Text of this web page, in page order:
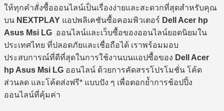
ให้ทุกคำสั่งซื้อออนไลน์เป็นเรื่องง่ายและสะดวกที่สุดสำหรับคุณ
บน NEXTPLAY แอปพลิเคชันซื้อคอมพิวเตอร์ Dell Acer hp
Asus Msi LG ออนไลน์และเว็บซื้อของออนไลน์ยอดนิยมใน
ประเทศไทย ที่ปลอดภัยและเชื่อถือได้ เราพร้อมมอบ
ประสบการณ์ที่ดีที่สุดในการใช้งานบนแอปซื้อของ Dell Acer
hp Asus Msi LG ออนไลน์ ด้วยการคัดสรรโปรโมชั่น โค้ด
ส่วนลด และโค้ดส่งฟรี* แบบปัง ๆ เพื่อตอกย้ำการช้อปปิ้ง
ออนไลน์ที่คุ้มค่า